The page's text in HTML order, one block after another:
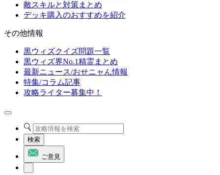
敵スキルと対策まとめ
デッキ購入のおすすめを紹介
その他情報
黒ウィズクイズ問題一覧
黒ウィズ界No.1精霊まとめ
最新ニュース/おせニャん情報
特集/コラム記事
攻略ライター募集中！
検索
ご意見